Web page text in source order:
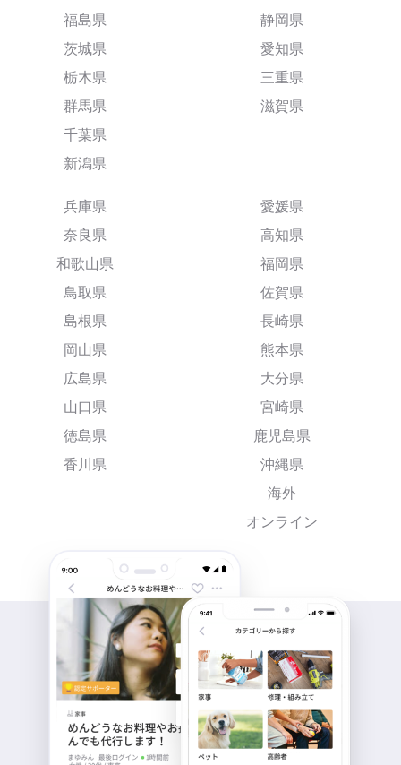
福島県
茨城県
栃木県
群馬県
千葉県
新潟県
静岡県
愛知県
三重県
滋賀県
兵庫県
奈良県
和歌山県
鳥取県
島根県
岡山県
広島県
山口県
徳島県
香川県
愛媛県
高知県
福岡県
佐賀県
長崎県
熊本県
大分県
宮崎県
鹿児島県
沖縄県
海外
オンライン